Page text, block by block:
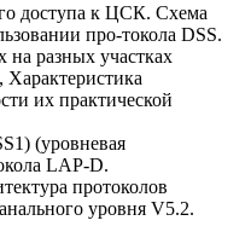
доступа к ЦСК. Схема
про-токола DSS.
разных участках
их практической
(уровневая
LAP-D.
протоколов
уровня V5.2.